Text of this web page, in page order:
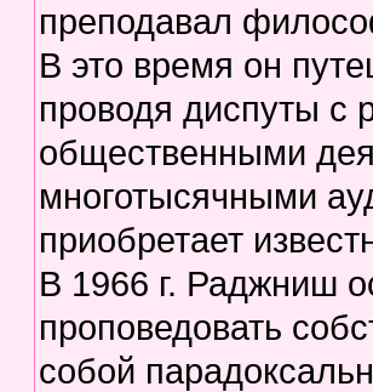
преподавал
В это время он
проводя диспуты с
общественными
многотысячными
приобретает
В 1966 г. Раджниш
проповедовать
собой